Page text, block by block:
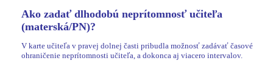
Ako zadať dlhodobú neprítomnosť učiteľa
(materská/PN)?
V karte učiteľa v pravej dolnej časti pribudla možnosť zadávať časové
ohraničenie neprítomnosti učiteľa, a dokonca aj viacero intervalov.